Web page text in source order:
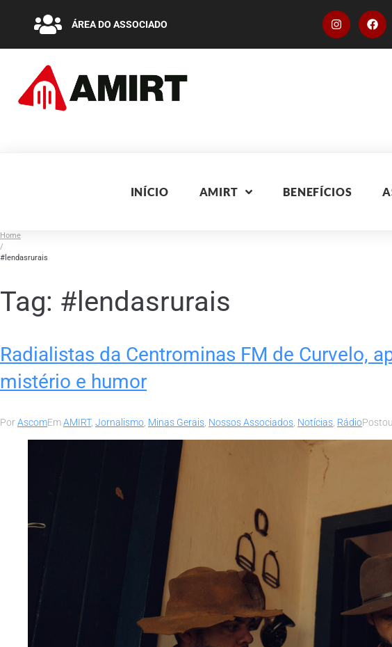
ÁREA DO ASSOCIADO
INÍCIO AMIRT BENEFÍCIOS
Home
/
#lendasrurais
Tag: #lendasrurais
Radialistas da Centrominas FM de Curvelo,
mistério e humor
PorAscomEmAMIRT, Jornalismo Minas Gerais Nossos Associados Notícias RádioPostou